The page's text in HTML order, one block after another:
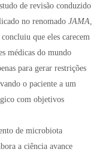
de revisão conduzido
no renomado JAMA
que eles carecem
médicas do mundo
para gerar restrições
o paciente a um
com objetivos
de microbiota
a ciência avance